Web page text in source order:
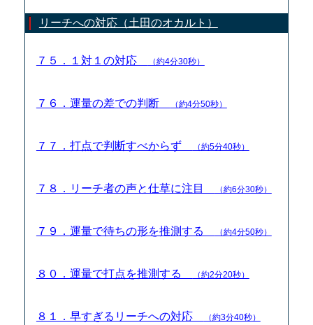
リーチへの対応（土田のオカルト）
７５．１対１の対応 （約4分30秒）
７６．運量の差での判断 （約4分50秒）
７７．打点で判断すべからず （約5分40秒）
７８．リーチ者の声と仕草に注目 （約6分30秒）
７９．運量で待ちの形を推測する （約4分50秒）
８０．運量で打点を推測する （約2分20秒）
８１．早すぎるリーチへの対応 （約3分40秒）